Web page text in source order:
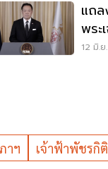
แถ
พระ
สิ้นพ
12 มิ.
าฯ เจ้าฟ้าพัชรกิ